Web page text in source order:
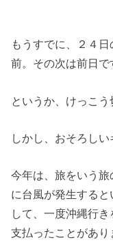
もうすでに、２４
前。その次は前日で
というか、けっこう
しかし、おそろしい
今年は、旅をいう
に台風が発生する
して、一度沖縄行
支払ったことがあり